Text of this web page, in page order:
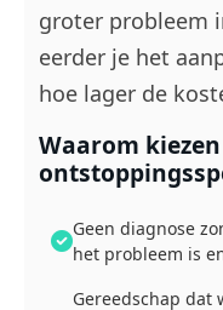
groter probleem
eerder je het
hoe lager de
Waarom
Geen diagnose
het probleem is
Gereedschap